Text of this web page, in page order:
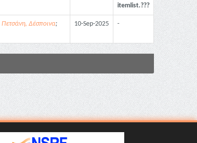
itemlist.???
Πετσάνη, Δέσποινα;
10-Sep-2025 -